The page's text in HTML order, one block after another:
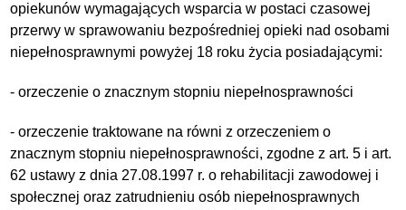
opiekunów wymagających wsparcia w postaci czasowej
przerwy w sprawowaniu bezpośredniej opieki nad osobami
niepełnosprawnymi powyżej 18 roku życia posiadającymi:
- orzeczenie o znacznym stopniu niepełnosprawności
- orzeczenie traktowane na równi z orzeczeniem o
znacznym stopniu niepełnosprawności, zgodne z art. 5 i art.
62 ustawy z dnia 27.08.1997 r. o rehabilitacji zawodowej i
społecznej oraz zatrudnieniu osób niepełnosprawnych